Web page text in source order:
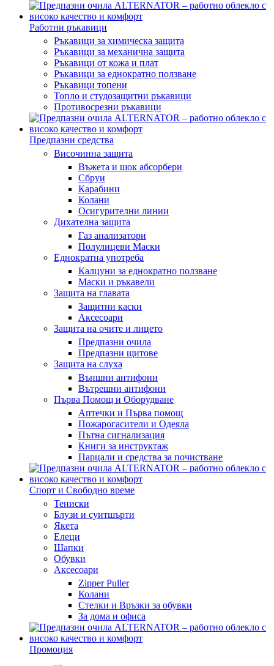
Работни ръкавици
Ръкавици за химическа защита
Ръкавици за механична защита
Ръкавици от кожа и плат
Ръкавици за еднократно ползване
Ръкавици топени
Топло и студозащитни ръкавици
Противосрезни ръкавици
Предпазни средства
Височинна защита
Въжета и шок абсорбери
Сбруи
Карабини
Колани
Осигурителни линии
Дихателна защита
Газ анализатори
Полулицеви Маски
Еднократна употреба
Калцуни за еднократно ползване
Маски и ръкавели
Защита на главата
Защитни каски
Аксесоари
Защита на очите и лицето
Предпазни очила
Предпазни щитове
Защита на слуха
Външни антифони
Вътрешни антифони
Първа Помощ и Оборудване
Аптечки и Първа помощ
Пожарогасители и Одеяла
Пътна сигнализация
Книги за инструктаж
Парцали и средства за почистване
Спорт и Свободно време
Тениски
Блузи и суитшърти
Якета
Елеци
Шапки
Обувки
Аксесоари
Zipper Puller
Колани
Стелки и Връзки за обувки
За дома и офиса
Промоция